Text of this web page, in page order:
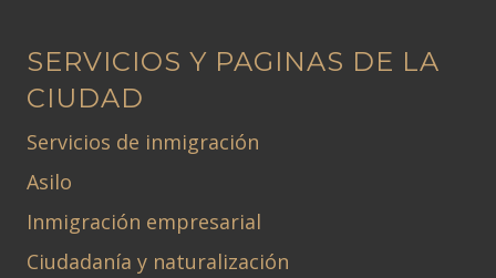
SERVICIOS Y PAGINAS DE LA
CIUDAD
Servicios de inmigración
Asilo
Inmigración empresarial
Ciudadanía y naturalización